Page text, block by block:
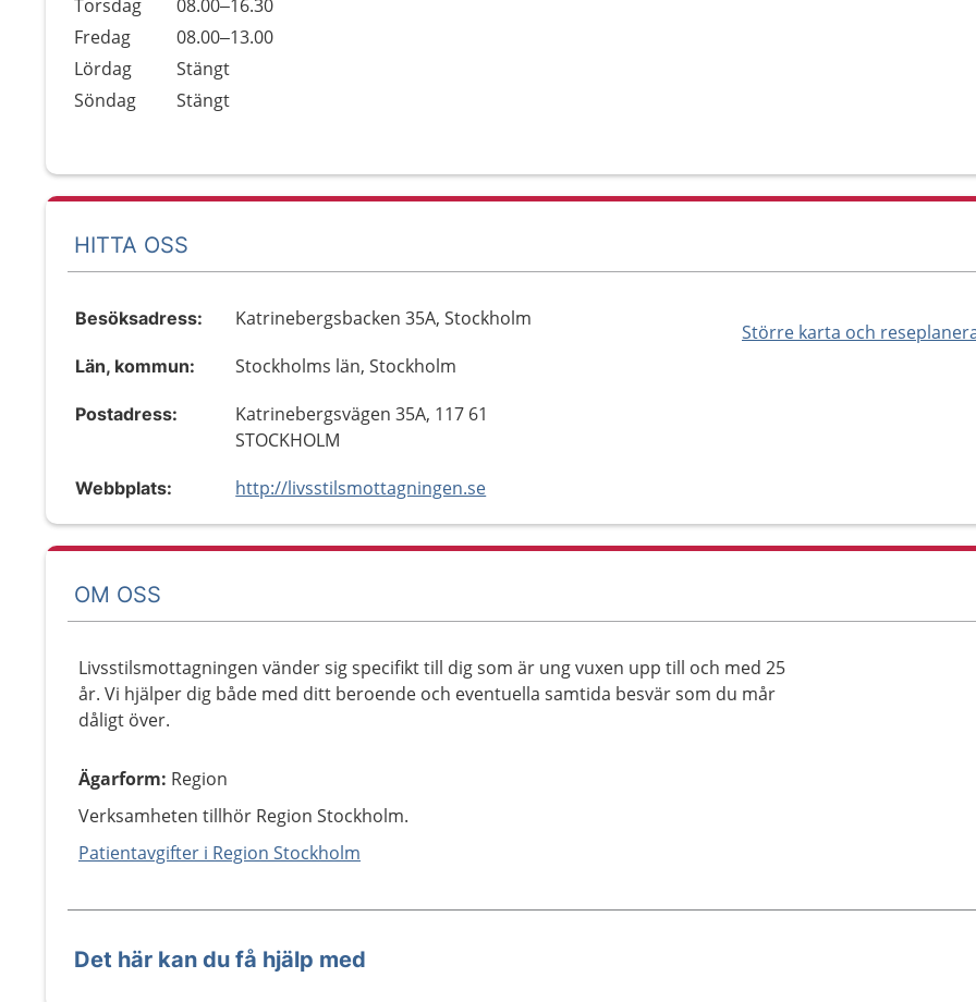
Torsdag
08.00–16.30
Fredag
08.00–13.00
Lördag
Stängt
Söndag
Stängt
HITTA OSS
Större karta och
Besöksadress: Katrinebergsbacken 35A, Stockholm
Län, kommun: Stockholms län, Stockholm
Postadress:
Katrinebergsvägen 35A, 117 61
STOCKHOLM
Webbplats: http://livsstilsmottagningen.se
OM OSS
Livsstilsmottagningen vänder sig specifikt till dig som är ung vuxen upp till och med 25
år. Vi hjälper dig både med ditt beroende och eventuella samtida besvär som du mår
dåligt över.
Ägarform: Region
Verksamheten tillhör Region Stockholm.
Patientavgifter i Region Stockholm
Det här kan du få hjälp med